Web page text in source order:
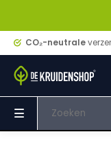
CO₂-neutrale